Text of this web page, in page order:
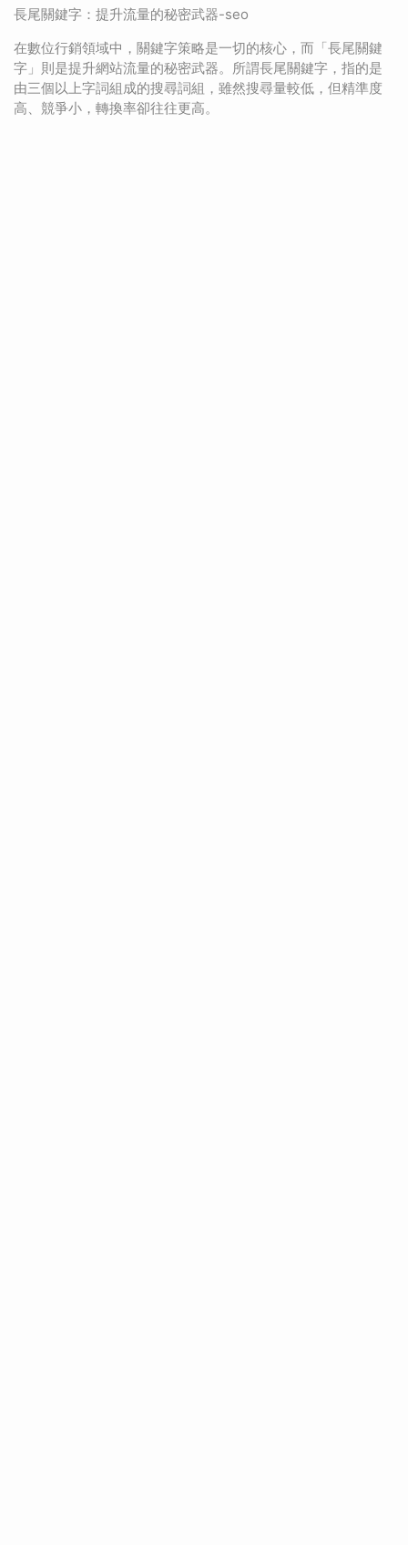
長尾關鍵字：提升流量的秘密武器-seo
在數位行銷領域中，關鍵字策略是一切的核心，而「長尾關鍵
字」則是提升網站流量的秘密武器。所謂長尾關鍵字，指的是
由三個以上字詞組成的搜尋詞組，雖然搜尋量較低，但精準度
高、競爭小，轉換率卻往往更高。